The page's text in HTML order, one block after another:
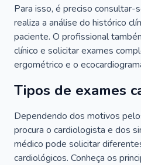
Para isso, é preciso consultar-
realiza a análise do histórico
paciente. O profissional
clínico e solicitar exames
ergométrico e o
Tipos de exames
Dependendo dos motivos
procura o cardiologista e dos
médico pode solicitar
cardiológicos. Conheça os